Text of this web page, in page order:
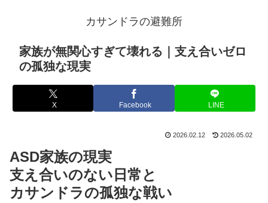
カサンドラの避難所
家族が無関心すぎて壊れる｜支え合いゼロ
の孤独な現実
X Facebook LINE
2026.02.12 2026.05.02
ASD家族の現実
支え合いのない日常と
カサンドラの孤独な戦い